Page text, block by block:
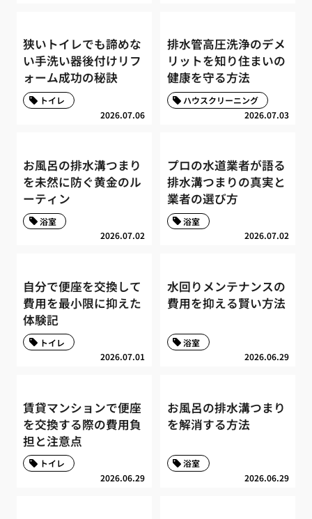
狭いトイレでも諦めな
い手洗い器後付けリフ
ォーム成功の秘訣
2026.07.06
トイレ
排水管高圧洗浄のデメ
リットを知り住まいの
健康を守る方法
2026.07.03
ハウスクリーニング
お風呂の排水溝つまり
を未然に防ぐ黄金のル
ーティン
2026.07.02
浴室
プロの水道業者が語る
排水溝つまりの真実と
業者の選び方
2026.07.02
浴室
自分で便座を交換して
費用を最小限に抑えた
体験記
2026.07.01
トイレ
水回りメンテナンスの
費用を抑える賢い方法
2026.06.29
浴室
賃貸マンションで便座
を交換する際の費用負
担と注意点
2026.06.29
トイレ
お風呂の排水溝つまり
を解消する方法
2026.06.29
浴室